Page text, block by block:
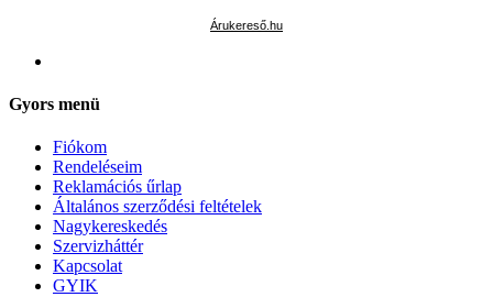
Árukereső.hu
Gyors menü
Fiókom
Rendeléseim
Reklamációs űrlap
Általános szerződési feltételek
Nagykereskedés
Szervizháttér
Kapcsolat
GYIK